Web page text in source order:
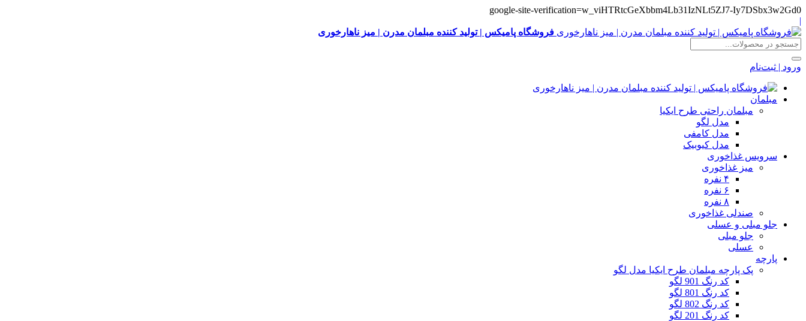
google-site-verification=w_viHTRtcGeXbbm4Lb31IzNLt5ZJ7-Iy7DSbx3w2Gd0
|
فروشگاه پامیکس | تولید کننده مبلمان مدرن | میز ناهارخوری
ورود | ثبت‌نام
مبلمان
مبلمان راحتی طرح ایکیا
مدل لگو
مدل کامفی
مدل کیوبیک
سرویس غذاخوری
میز غذاخوری
۴ نفره
۶ نفره
۸ نفره
صندلی غذاخوری
جلو مبلی و عسلی
جلو مبلی
عسلی
پارچه
پک پارچه مبلمان طرح ایکیا مدل لگو
کد رنگ 901 لگو
کد رنگ 801 لگو
کد رنگ 802 لگو
کد رنگ 201 لگو